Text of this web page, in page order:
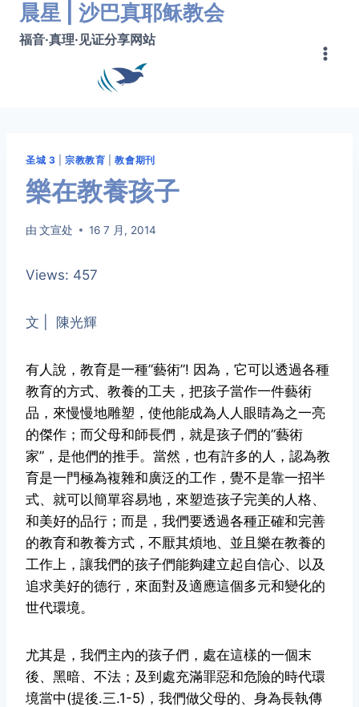
晨星 | 沙巴真耶稣教会
福音·真理·见证分享网站
圣城 3 |宗教教育 |教會期刊
樂在教養孩子
由 文宣处 16 7 月, 2014
Views: 457
文 | 陳光輝
有人說，教育是一種”藝術”! 因為，它可以透過各種
教育的方式、教養的工夫，把孩子當作一件藝術
品，來慢慢地雕塑，使他能成為人人眼睛為之一亮
的傑作；而父母和師長們，就是孩子們的”藝術
家”，是他們的推手。當然，也有許多的人，認為教
育是一門極為複雜和廣泛的工作，覺不是靠一招半
式、就可以簡單容易地，來塑造孩子完美的人格、
和美好的品行；而是，我們要透過各種正確和完善
的教育和教養方式，不厭其煩地、並且樂在教養的
工作上，讓我們的孩子們能夠建立起自信心、以及
追求美好的德行，來面對及適應這個多元和變化的
世代環境。
尤其是，我們主內的孩子們，處在這樣的一個末
後、黑暗、不法；及到處充滿罪惡和危險的時代環
境當中(提後.三.1-5)，我們做父母的、身為長執傳